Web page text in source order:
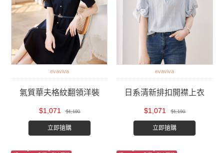
evaviva
氣質華夫格紋翻領洋裝
$1,071 $1,190
立即搶購
evaviva
日系清新排扣開襟上衣
$1,071 $1,190
立即搶購